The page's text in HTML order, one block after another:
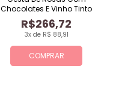
COMPRAR
3x de R$ 88,91
R$266,72
Chocolates E Vinho Tinto